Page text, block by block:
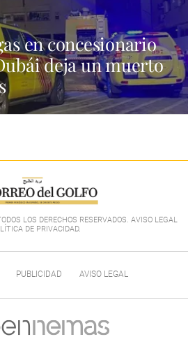
en concesionario
deja un muerto
LOS DERECHOS RESERVADOS. AVISO LEGAL
DE PRIVACIDAD.
PUBLICIDAD AVISO LEGAL